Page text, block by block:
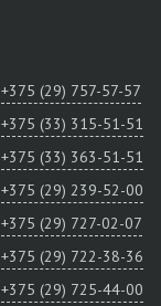
+375 (29) 757-57-57
+375 (33) 315-51-51
+375 (33) 363-51-51
+375 (29) 239-52-00
+375 (29) 727-02-07
+375 (29) 722-38-36
+375 (29) 725-44-00